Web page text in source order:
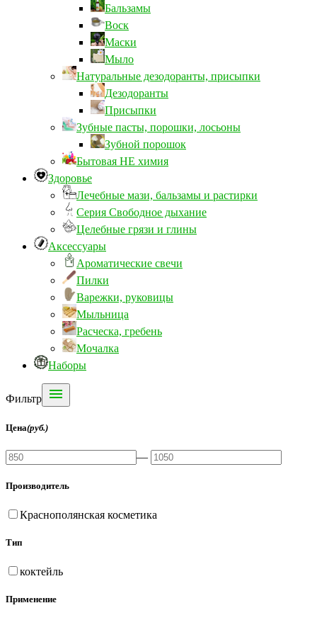
Бальзамы
Воск
Маски
Мыло
Натуральные дезодоранты, присыпки
Дезодоранты
Присыпки
Зубные пасты, порошки, лосьоны
Зубной порошок
Бытовая НЕ химия
Здоровье
Лечебные мази, бальзамы и растирки
Серия Свободное дыхание
Целебные грязи и глины
Аксессуары
Ароматические свечи
Пилки
Варежки, руковицы
Мыльница
Расческа, гребень
Мочалка
Наборы
Фильтр 
Цена(руб.)
—
Производитель
Краснополянская косметика
Тип
коктейль
Применение